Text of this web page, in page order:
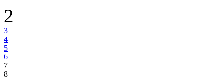
2
3
4
5
6
7
8